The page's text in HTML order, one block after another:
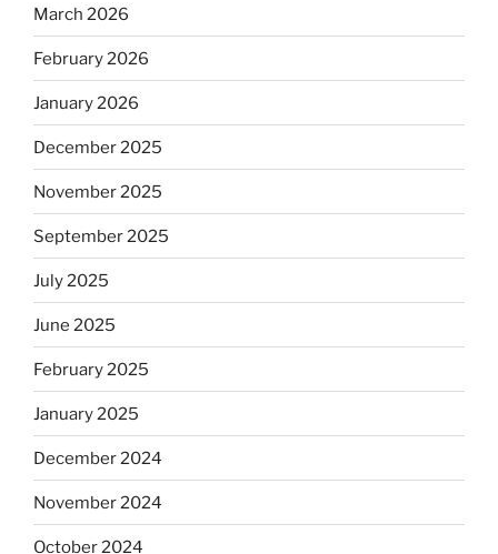
March 2026
February 2026
January 2026
December 2025
November 2025
September 2025
July 2025
June 2025
February 2025
January 2025
December 2024
November 2024
October 2024